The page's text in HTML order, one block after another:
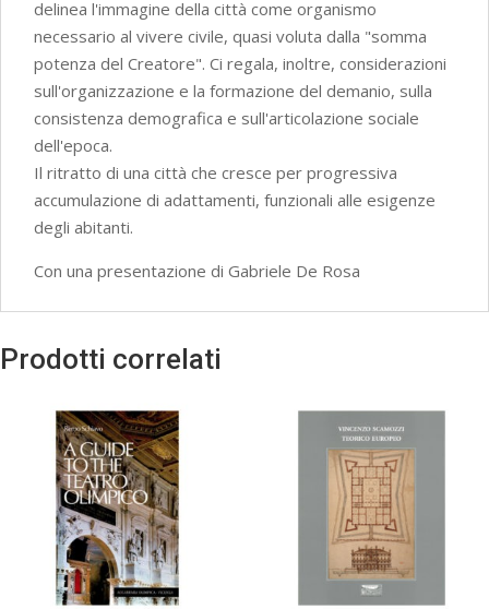
delinea l'immagine della città come organismo
necessario al vivere civile, quasi voluta dalla "somma
potenza del Creatore". Ci regala, inoltre, considerazioni
sull'organizzazione e la formazione del demanio, sulla
consistenza demografica e sull'articolazione sociale
dell'epoca.
Il ritratto di una città che cresce per progressiva
accumulazione di adattamenti, funzionali alle esigenze
degli abitanti.
Con una presentazione di Gabriele De Rosa
Prodotti correlati